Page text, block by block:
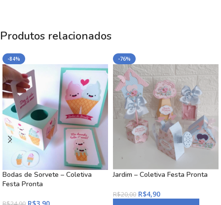
Produtos relacionados
-84%
Bodas de Sorvete – Coletiva
Festa Pronta
-76%
Jardim – Coletiva Festa Pronta
R$20,00 R$4,90